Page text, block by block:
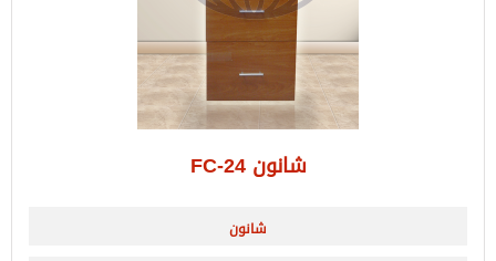
شانون FC-24
شانون